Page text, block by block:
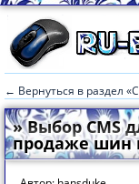
← Вернуться в раздел
» Выбор CMS
продаже шин